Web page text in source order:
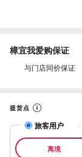
樟宜我爱购保证
与门店同价保证
提货点
旅客用户
离境